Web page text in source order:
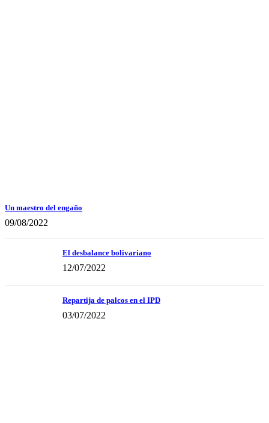
Un maestro del engaño
09/08/2022
El desbalance bolivariano
12/07/2022
Repartija de palcos en el IPD
03/07/2022